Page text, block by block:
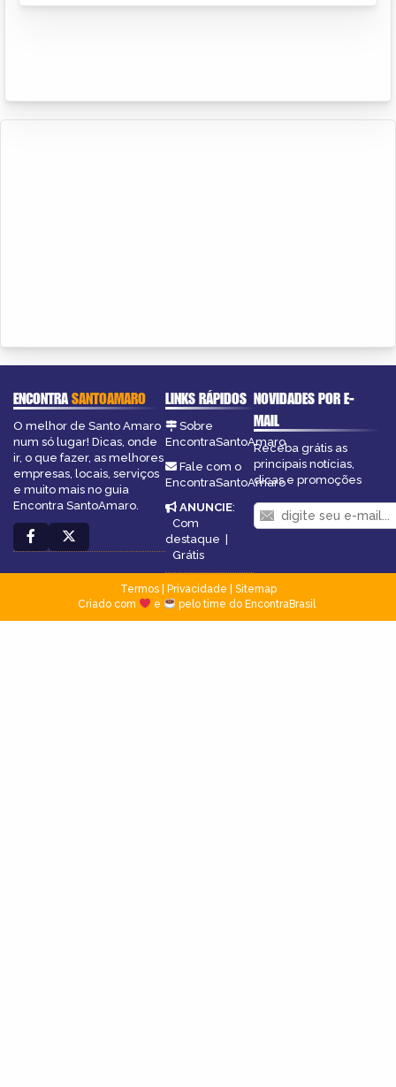
ENCONTRASANTOAMARO
O melhor de Santo Amaro
num só lugar! Dicas, onde
ir, o que fazer, as melhores
empresas, locais, serviços
e muito mais no guia
Encontra SantoAmaro.
LINKS RÁPIDOS
Sobre
EncontraSantoAmaro
Fale com o
EncontraSantoAmaro
ANUNCIE:
Com
destaque |
Grátis
NOVIDADES POR E-
MAIL
Receba grátis as
principais notícias,
dicas e promoções
Termos| Privacidade
Sitemap
Criado com
e pelo time do EncontraBrasil